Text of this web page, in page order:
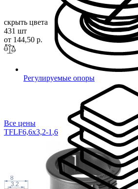
Регулируемые опоры
скрыть цвета
431 шт
от 144,50 р.
Все цены
TFLF6,6x3,2-1 ,6
3.2
8